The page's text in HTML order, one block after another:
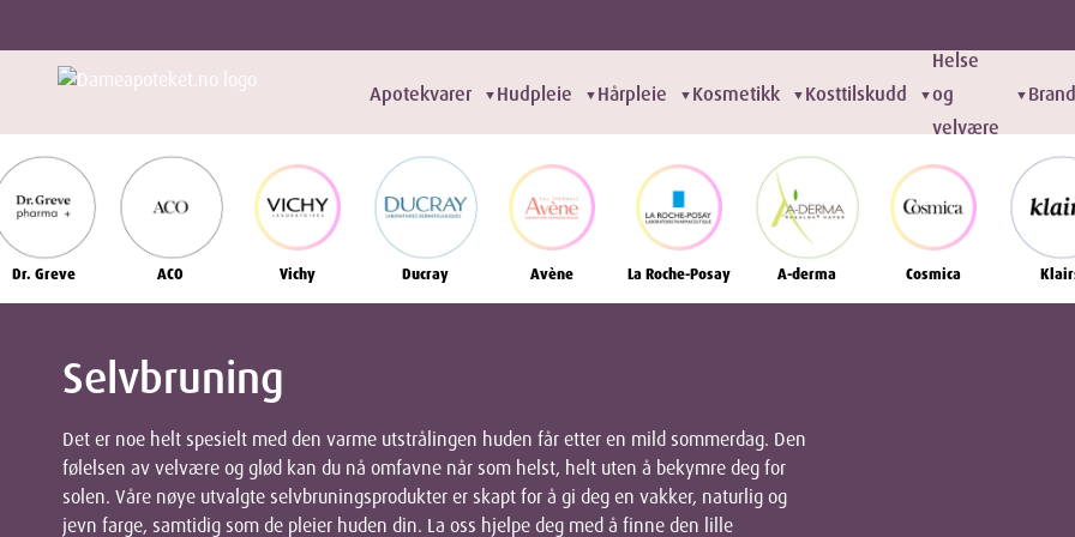
Apotekvarer ▼ Hudpleie ▼ Hårpleie ▼ Kosmetikk ▼ Kosttilskudd ▼
Helse
og
velvære
▼
Dr. Greve ACO Vichy Ducray Avène La Roche-Posay A-derma Cosmica
Selvbruning
Det er noe helt spesielt med den varme utstrålingen huden får etter en mild sommerdag. Den
følelsen av velvære og glød kan du nå omfavne når som helst, helt uten å bekymre deg for
solen. Våre nøye utvalgte selvbruningsprodukter er skapt for å gi deg en vakker, naturlig og
jevn farge, samtidig som de pleier huden din. La oss hjelpe deg med å finne den lille